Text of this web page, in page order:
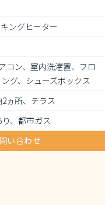
ングヒーター
コン、室内洗濯置、フロ
グ、シューズボックス
ヵ所、テラス
、都市ガス
い合わせ